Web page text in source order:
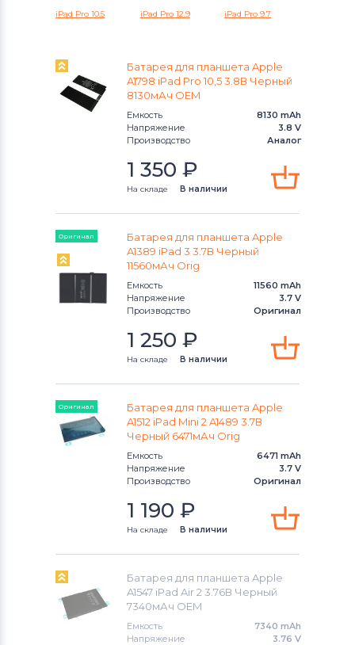
Аккумуляторы для планшетовHP
Аккумуляторы для планшетов
Аккумуляторы для планшетов
Аккумуляторы для планшетов
Samsung
Аккумуляторы для планшетов Sony
Amazon
Аккумуляторы для планшетов
Аккумуляторы для планшетов
Аккумуляторы для планшетов
Аккумуляторы для планшетовIrbis
iPad Pro 10.5 iPad Pro 12.9 iPad Pro 9.7
Батарея для планшета Apple
A1798 iPad Pro 10,5 3.8В Черный
8130мАч OEM
Емкость
8130 mAh
Напряжение
3.8 V
Производство
Аналог
1 350 ₽
На складе В наличии
Оригинал
Батарея для планшета Apple
A1389 iPad 3 3.7В Черный
11560мАч Orig
Емкость
11560 mAh
Напряжение
3.7 V
Производство
Оригинал
1 250 ₽
На складе В наличии
Оригинал
Батарея для планшета Apple
A1512 iPad Mini 2 A1489 3.7В
Черный 6471мАч Orig
Емкость
6471 mAh
Напряжение
3.7 V
Производство
Оригинал
1 190 ₽
На складе В наличии
Батарея для планшета Apple
A1547 iPad Air 2 3.76В Черный
7340мАч OEM
Емкость
7340 mAh
Напряжение
3.76 V